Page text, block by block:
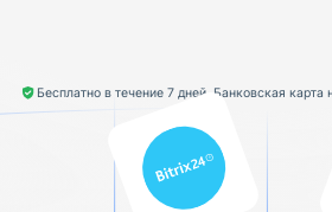
Бесплатно в течение 7 дней. Банковская карта